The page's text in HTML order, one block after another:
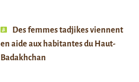
Des femmes tadjikes viennent
en aide aux habitantes du Haut-
Badakhchan